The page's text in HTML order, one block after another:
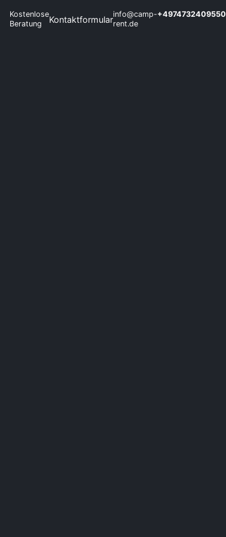
Kostenlose
Beratung
Kontaktformularinfo@camp-
rent.de
+4974732409550